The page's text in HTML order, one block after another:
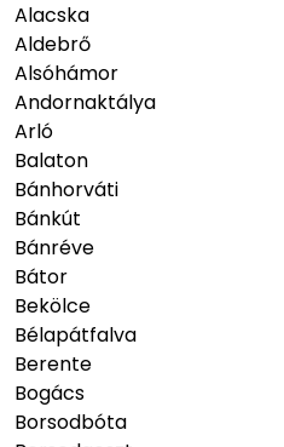
Alacska
Aldebrő
Alsóhámor
Andornaktálya
Arló
Balaton
Bánhorváti
Bánkút
Bánréve
Bátor
Bekölce
Bélapátfalva
Berente
Bogács
Borsodbóta